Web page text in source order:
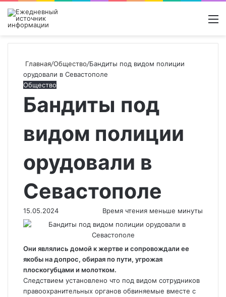
Поиск
Switch
Главная/Общество/Бандиты под видом полиции
орудовали в Севастополе
Общество
Бандиты под
видом полиции
орудовали в
Севастополе
15.05.2024 Время чтения меньше минуты
Они являлись домой к жертве и сопровождали ее
якобы на допрос, обирая по пути, угрожая
плоскогубцами и молотком.
Следствием установлено что под видом сотрудников
правоохранительных органов обвиняемые вместе с